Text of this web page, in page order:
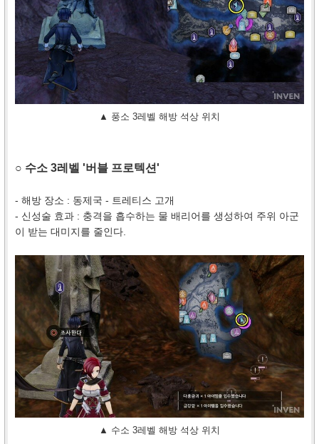
▲ 풍소 3레벨 해방 석상 위치
○ 수소 3레벨 '버블 프로텍션'
- 해방 장소 : 동제국 - 트레티스 고개
- 신성술 효과 : 충격을 흡수하는 물 배리어를 생성하여 주위 아군
이 받는 대미지를 줄인다.
▲ 수소 3레벨 해방 석상 위치